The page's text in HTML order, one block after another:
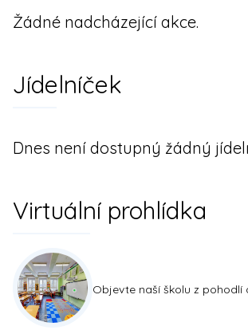
Žádné nadcházející akce.
Jídelníček
Dnes není dostupný žádný
Virtuální prohlídka
Objevte naší školu z pohodlí